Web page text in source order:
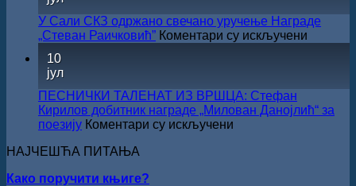
У Сали СКЗ одржано свечано уручење Награде
„Стеван Раичковић” Коментари су искључени
свечано
10
јул
ПЕСНИЧКИ ТАЛЕНАТ ИЗ ВРШЦА: Стефан
Кирилов добитник награде „Милован Данојлић“ за
поезију Коментари су искључени
НАЈЧЕШЋА ПИТАЊА
Како поручити књиге?